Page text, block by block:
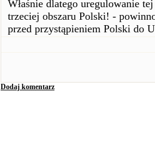
Właśnie dlatego uregulowanie
trzeciej obszaru Polski! -
przed przystąpieniem Polski do
Dodaj komentarz